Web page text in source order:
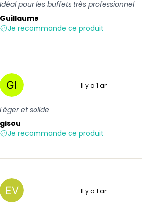
Idéal pour les buffets très professionnel
Guillaume
Je recommande ce produit
Il y a 1 an
Léger et solide
gisou
Je recommande ce produit
Il y a 1 an